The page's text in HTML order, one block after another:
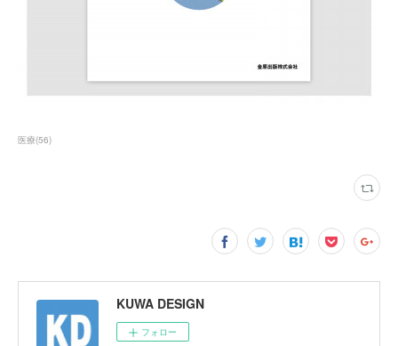
医療(56)
KUWA DESIGN
フォロー